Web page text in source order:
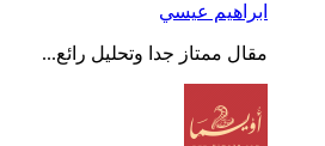
ابراهيم عيسي
مقال ممتاز جدا وتحليل رائع...